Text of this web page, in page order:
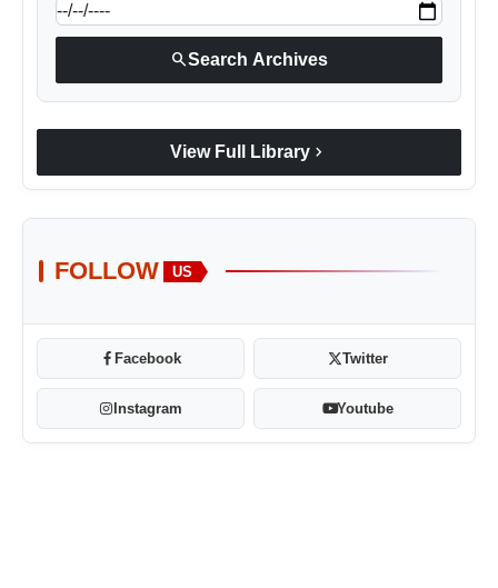
searchSearch Archives
View Full Library chevron_right
FOLLOW US
Facebook Twitter
Instagram Youtube